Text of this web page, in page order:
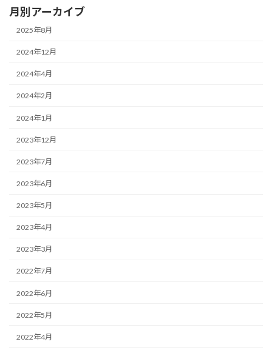
月別アーカイブ
2025年8月
2024年12月
2024年4月
2024年2月
2024年1月
2023年12月
2023年7月
2023年6月
2023年5月
2023年4月
2023年3月
2022年7月
2022年6月
2022年5月
2022年4月